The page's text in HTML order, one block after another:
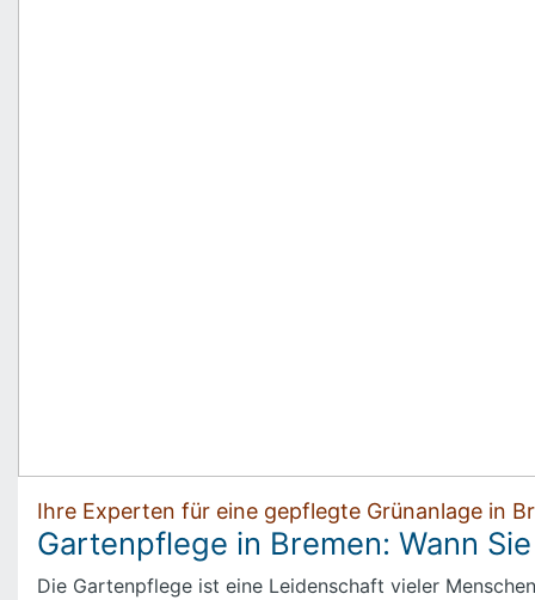
Ihre Experten für eine gepflegte Grünanlage in
Gartenpflege in Bremen: Wann
Die Gartenpflege ist eine Leidenschaft vieler